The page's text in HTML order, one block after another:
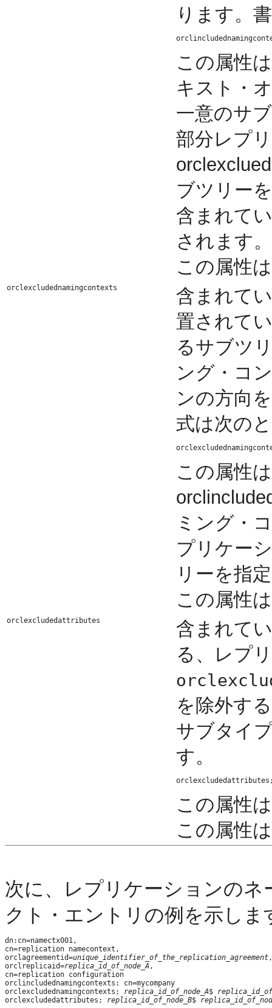
ります。
この属性
キスト・
一意のサ
部分レプ
ブツリー
含まれて
されます。
この属性
orclexcludednamingcontexts
含まれて
置されて
るサブツ
ング・コ
ンの方向
式は次の
この属性
ミング・
プリケー
リーを指
この属性
orclexcludedattributes
含まれて
る、レプ
を除外す
サブタイ
す。
この属性
この属性
次に、
レプリケーションの
クト・エントリの例を示しま
dn:cn=namectx001,
cn=replication namecontext,
orclagreementid=unique_identifier_of_the_replication_agreement ,
orclreplicaid=replica_id_of_node_A ,
cn=replication configuration
orclincludednamingcontexts: cn=mycompany
orclexcludednamingcontexts; replica_id_of_node_A$
orclexcludedattributes; replica_id_of_node_B$